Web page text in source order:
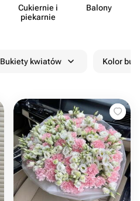
Cukiernie i
piekarnie
Balony
Bukiety kwiatów Kolor